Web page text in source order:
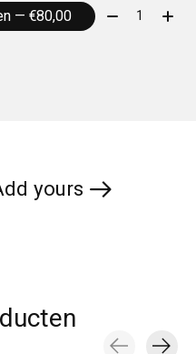
Toevoegen aan winkelwagen — €80,00 Aantal:
yours